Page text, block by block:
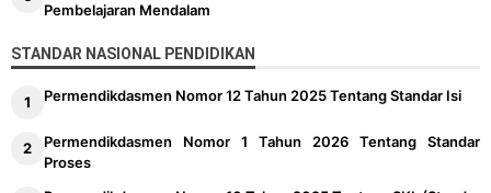
Pembelajaran Mendalam
STANDAR NASIONAL PENDIDIKAN
Permendikdasmen Nomor 12 Tahun 2025 Tentang Standar Isi
Permendikdasmen Nomor 1 Tahun 2026 Tentang Standar
Proses